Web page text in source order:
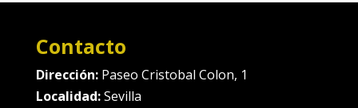
Contacto
Dirección: Paseo Cristobal Colon, 1
Localidad:Sevilla